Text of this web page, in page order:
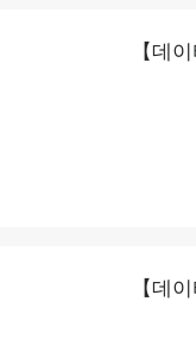
【데
【데